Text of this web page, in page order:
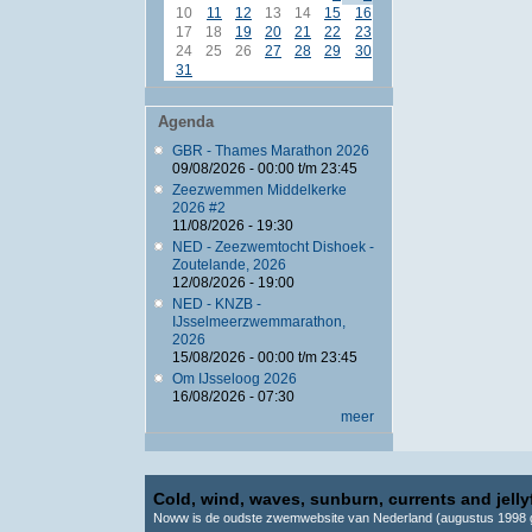
10
11 12 13 14 15
16
17
18 19 20 21 22
23
24
25 26 27 28 29
30
31
Agenda
GBR - Thames Marathon 2026
09/08/2026 - 00:00t/m 23:45
Zeezwemmen Middelkerke
2026 #2
11/08/2026 - 19:30
NED - Zeezwemtocht Dishoek -
Zoutelande, 2026
12/08/2026 - 19:00
NED - KNZB -
IJsselmeerzwemmarathon,
2026
15/08/2026 - 00:00t/m 23:45
Om IJsseloog 2026
16/08/2026 - 07:30
meer
Cold, wind, waves, sunburn, currents and
Noww is de oudste zwemwebsite van Nederland (augustus 1998